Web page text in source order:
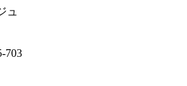
ュ
703